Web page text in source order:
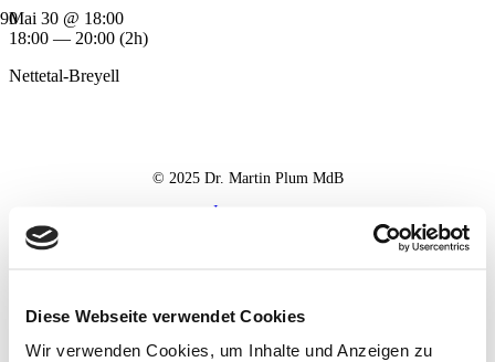
Diese Webseite verwendet Cookies
Wir verwenden Cookies, um Inhalte und Anzeigen zu
Mai 30 @ 18:00
18:00 — 20:00 (2h)
Nettetal-Breyell
© 2025 Dr. Martin Plum MdB
Impressum